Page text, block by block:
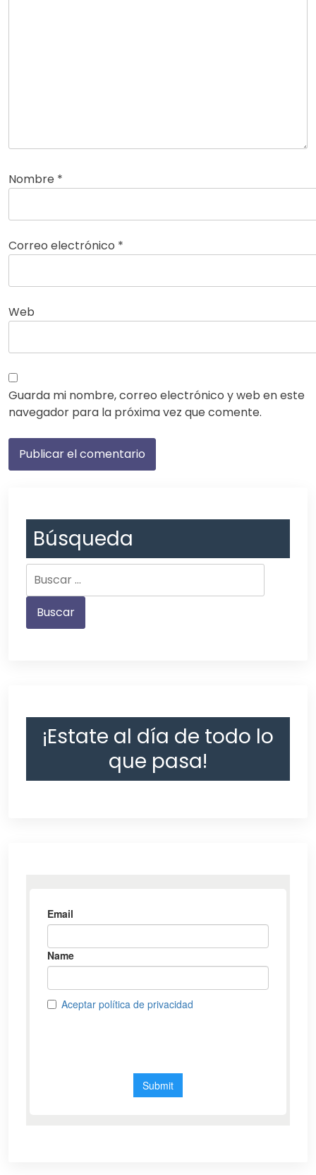
Nombre *
Correo electrónico *
Web
Guarda mi nombre, correo electrónico y web en este
navegador para la próxima vez que comente.
Búsqueda
¡Estate al día de todo lo
que pasa!